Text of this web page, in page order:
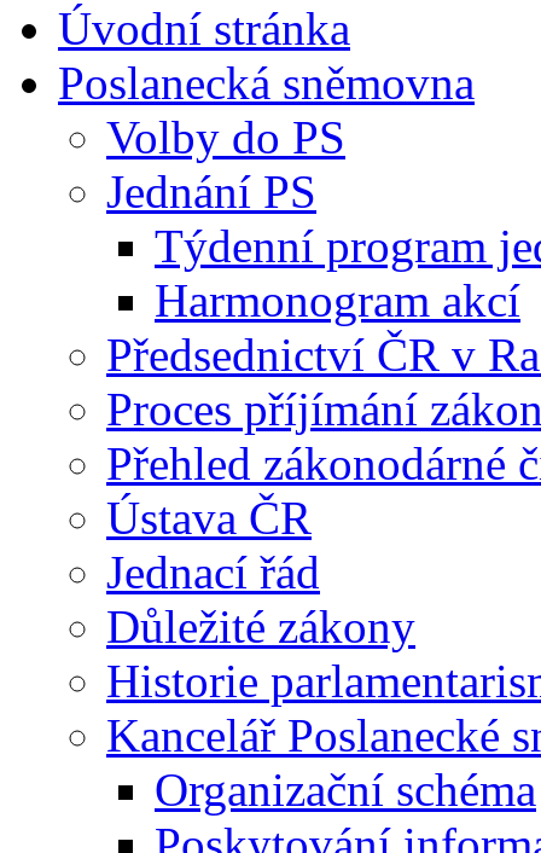
Úvodní stránka
Poslanecká sněmovna
Volby do PS
Jednání PS
Týdenní program
Harmonogram akcí
Předsednictví ČR v
Proces příjímání
Přehled zákonodárné
Ústava ČR
Jednací řád
Důležité zákony
Historie
Kancelář Poslanecké
Organizační schéma